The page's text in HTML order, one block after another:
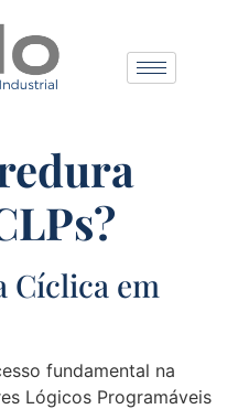
Cíclica em
fundamental na
Lógicos Programáveis